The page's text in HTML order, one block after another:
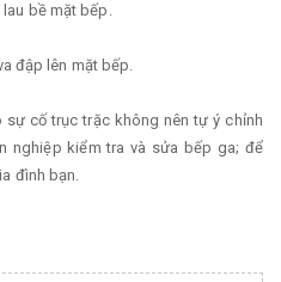
bề mặt bếp.
đập lên mặt bếp.
cố trục trặc không nên tự ý chỉnh
nghiệp kiểm tra và sửa bếp ga; để
đình bạn.